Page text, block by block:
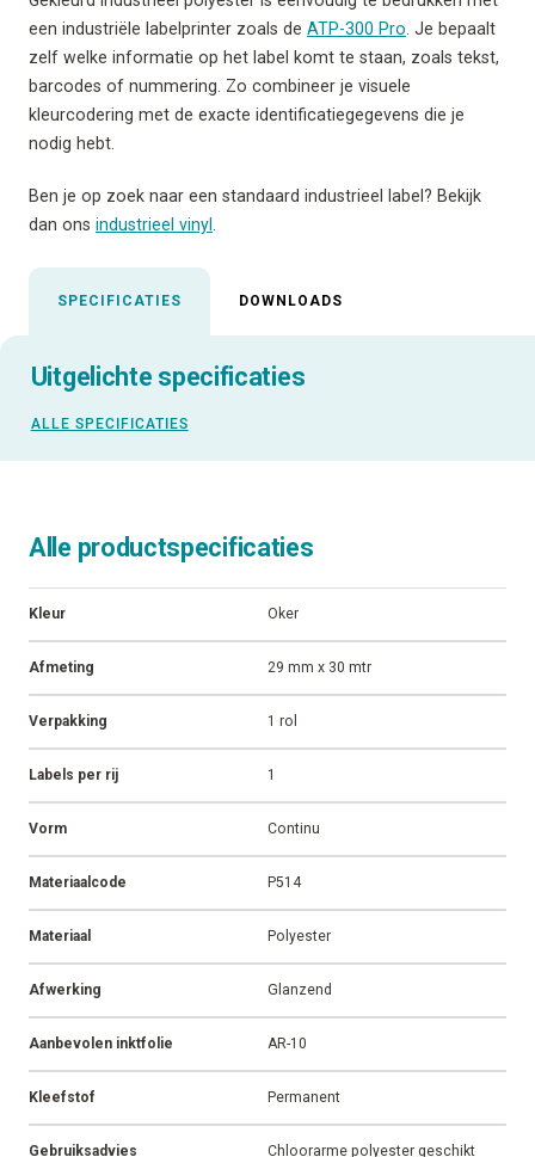
een industriële labelprinter zoals de ATP-300 Pro . Je bepaalt
zelf welke informatie op het label komt te staan, zoals tekst,
barcodes of nummering. Zo combineer je visuele
kleurcodering met de exacte identificatiegegevens die je
nodig hebt.
Ben je op zoek naar een standaard industrieel label? Bekijk
dan ons industrieel vinyl
SPECIFICATIES DOWNLOADS
Uitgelichte specificaties
ALLE SPECIFICATIES
Alle productspecificaties
Kleur Oker
Afmeting 29 mm x 30 mtr
Verpakking 1 rol
Labels per rij 1
Vorm Continu
Materiaalcode P514
Materiaal Polyester
Afwerking Glanzend
Aanbevolen inktfolie AR-10
Kleefstof Permanent
Gebruiksadvies
Chloorarme polyester geschikt